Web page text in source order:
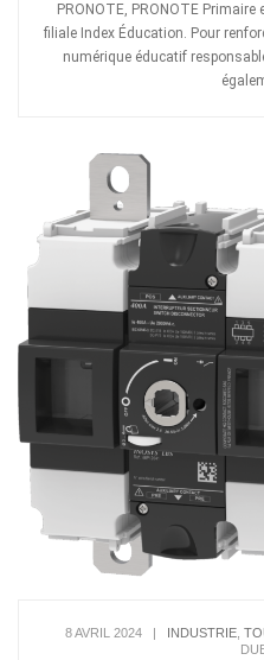
PRONOTE, PRONOTE Primaire
filiale Index Éducation. Pour
numérique éducatif
8 AVRIL 2024 | INDUSTRIE